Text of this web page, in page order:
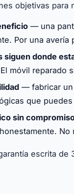
objetivas para
— una
Por una avería
siguen donde
móvil reparado
— fabricar un
que
sin
No
escrita de